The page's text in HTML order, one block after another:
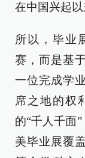
在中国兴起以
所以，毕业
赛，而是基
一位完成学
席之地的权
的“千人千面
美毕业展覆